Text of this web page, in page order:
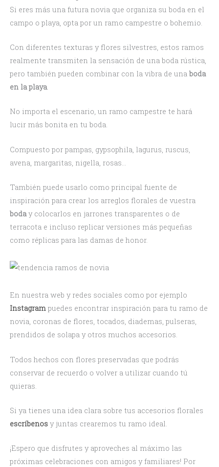
Si eres más una futura novia que organiza su boda en el
campo o playa, opta por un ramo campestre o bohemio.
Con diferentes texturas y flores silvestres, estos ramos
realmente transmiten la sensación de una boda rústica,
pero también pueden combinar con la vibra de una boda
en la playa.
No importa el escenario, un ramo campestre te hará
lucir más bonita en tu boda.
Compuesto por pampas, gypsophila, lagurus, ruscus,
avena, margaritas, nigella, rosas…
También puede usarlo como principal fuente de
inspiración para crear los arreglos florales de vuestra
boday colocarlos en jarrones transparentes o de
terracota e incluso replicar versiones más pequeñas
como réplicas para las damas de honor.
En nuestra web y redes sociales como por ejemplo
Instagram puedes encontrar inspiración para tu ramo de
novia, coronas de flores, tocados, diademas, pulseras,
prendidos de solapa y otros muchos accesorios.
Todos hechos con flores preservadas que podrás
conservar de recuerdo o volver a utilizar cuando tú
quieras.
Si ya tienes una idea clara sobre tus accesorios florales
escríbenos y juntas crearemos tu ramo ideal.
¡Espero que disfrutes y aproveches al máximo las
próximas celebraciones con amigos y familiares! Por